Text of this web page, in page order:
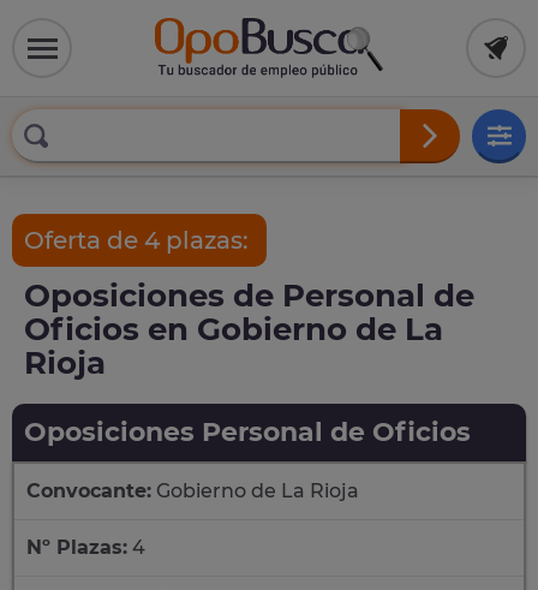
Oferta de 4 plazas:
Oposiciones de Personal de
Oficios en Gobierno de La
Rioja
Oposiciones Personal de Oficios
Convocante: Gobierno de La Rioja
Nº Plazas: 4